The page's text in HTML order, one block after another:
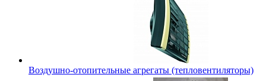
Воздушно-отопительные агрегаты (тепловентиляторы)